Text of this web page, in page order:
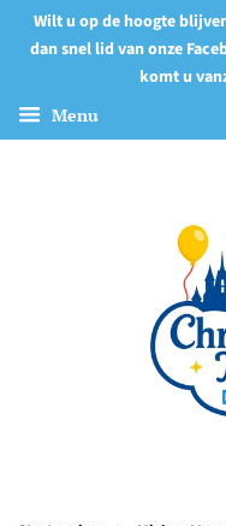
Wilt u op de hoogte
dan snel lid van onze
komt u
Menu